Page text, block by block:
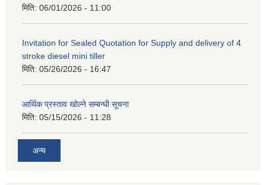
मिति: 06/01/2026 - 11:00
Invitation for Sealed Quotation for Supply and delivery of 4
stroke diesel mini tiller
मिति: 05/26/2026 - 16:47
आर्थिक प्रस्ताव खोल्ने सम्बन्धी सूचना
मिति: 05/15/2026 - 11:28
अन्य